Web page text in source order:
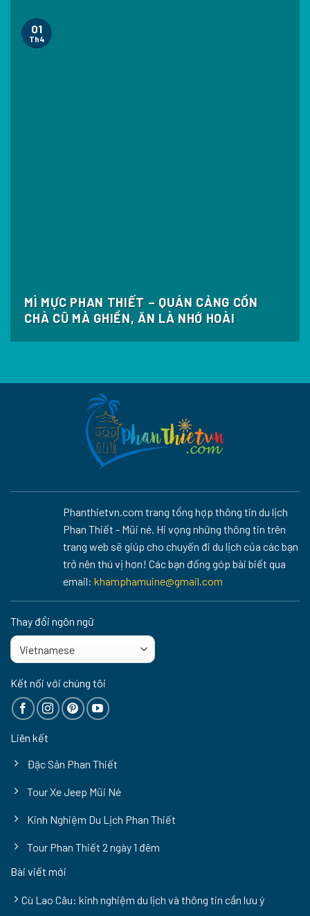
MÌ MỰC PHAN THIẾT – QUÁN CẢNG CỒN
CHÀ CŨ MÀ GHIỀN, ĂN LÀ NHỚ HOÀI
01
Th4
Phanthietvn.com trang tổng hợp thông tin du lịch
Phan Thiết - Mũi né. Hi vọng những thông tin trên
trang web sẽ giúp cho chuyến đi du lịch của các bạn
trở nên thú vị hơn! Các bạn đống góp bài biết qua
email: khamphamuine@gmail.com
Thay đổi ngôn ngữ
Kết nối với chúng tôi
Liên kết
Đặc Sản Phan Thiết
Tour Xe Jeep Mũi Né
Kinh Nghiệm Du Lịch Phan Thiết
Tour Phan Thiết 2 ngày 1 đêm
Bài viết mới
Cù Lao Câu: kinh nghiệm du lịch và thông tin cần lưu ý